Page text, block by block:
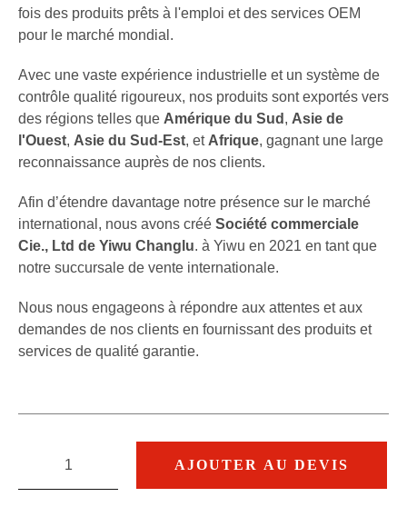
fois des produits prêts à l'emploi et des services OEM
pour le marché mondial.
Avec une vaste expérience industrielle et un système de
contrôle qualité rigoureux, nos produits sont exportés vers
des régions telles que Amérique du Sud , Asie de
l'Ouest, Asie du Sud-Est, et Afrique, gagnant une large
reconnaissance auprès de nos clients.
Afin d’étendre davantage notre présence sur le marché
international, nous avons créé Société commerciale
Cie., Ltd de Yiwu Changlu. à Yiwu en 2021 en tant que
notre succursale de vente internationale.
Nous nous engageons à répondre aux attentes et aux
demandes de nos clients en fournissant des produits et
services de qualité garantie.
AJOUTER AU DEVIS